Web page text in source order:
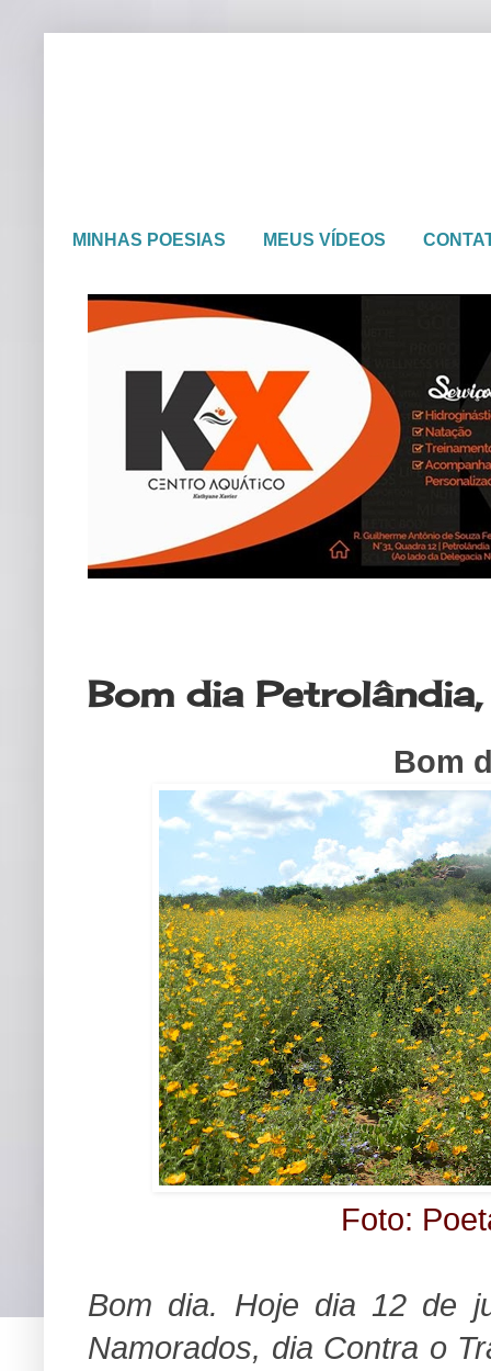
MINHAS POESIAS MEUS VÍDEOS
Bom dia
Bom
Foto:
Bom dia. Hoje dia 12 de
Namorados, dia Contra o